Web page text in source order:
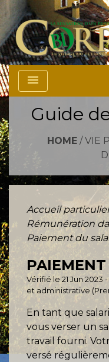
menu
Guide
HOME/ VIE
Accueil
Rémunération
Paiement du
Vérifié le 21 Jun
et administrative
En tant que
vous verser un
travail fourni.
versé